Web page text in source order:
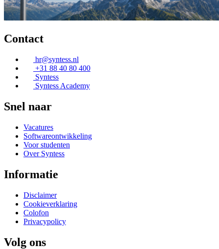
Contact
hr@syntess.nl
+31 88 40 80 400
Syntess
Syntess Academy
Snel naar
Vacatures
Softwareontwikkeling
Voor studenten
Over Syntess
Informatie
Disclaimer
Cookieverklaring
Colofon
Privacypolicy
Volg ons